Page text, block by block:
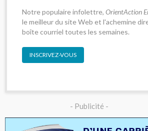
Notre populaire infolettre, OrientAction
le meilleur du site Web et l'achemine
boîte courriel toutes les semaines.
INSCRIVEZ-VOUS
- Publicité -